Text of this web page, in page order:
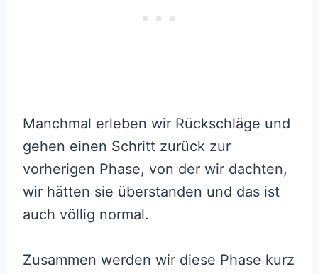
Manchmal erleben wir Rückschläge und
gehen einen Schritt zurück zur
vorherigen Phase, von der wir dachten,
wir hätten sie überstanden und das ist
auch völlig normal.
Zusammen werden wir diese Phase kurz